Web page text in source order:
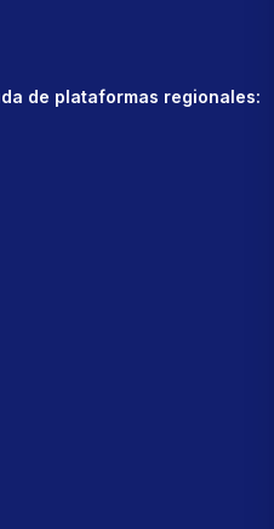
de plataformas regionales: